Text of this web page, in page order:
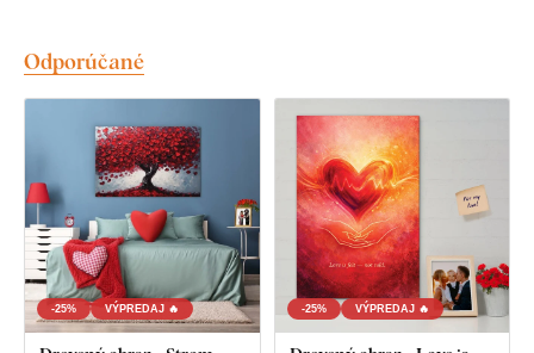
obrazy na plátne
Obraz nevyblende: Stále farbyodolné voči UV
žiareniu
Rovný a nerozbitný
- na rozdiel od plátna je obraz
odolný, pevný a nevlní sa
Obrazna celý život - Extrémne vysoká životnosť
Tmavohnedý okraj plne nahrádza rám
Odporúčané
-25% VÝPREDAJ 🔥 -25% VÝPREDAJ 🔥